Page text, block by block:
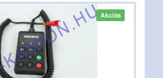
Akciós